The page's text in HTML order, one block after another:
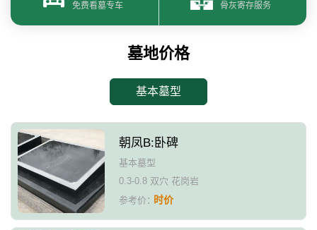
免费看墓专车 骨灰寄存服务
墓地价格
基本墓型
朝凤B:卧碑
基本墓型
0.3-0.8 双穴 花岗岩
参考价：时价